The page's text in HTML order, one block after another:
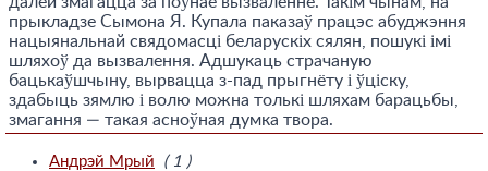
прыкладзе Сымона Я. Купала паказаў працэс абуджэння
нацыянальнай свядомасці беларускіх сялян, пошукі імі
шляхоў да вызвалення. Адшукаць страчаную
бацькаўшчыну, вырвацца з-пад прыгнёту і ўціску,
здабыць зямлю і волю можна толькі шляхам барацьбы,
змагання — такая асноўная думка твора.
Андрэй Мрый
( 1 )